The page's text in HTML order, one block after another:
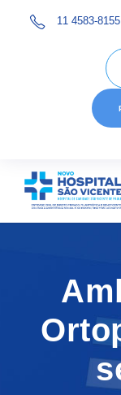
11 4583-8155